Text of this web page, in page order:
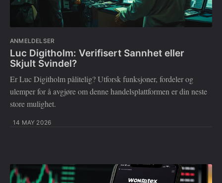
ANMELDELSER
Luc Digitholm: Verifisert Sannhet eller
Skjult Svindel?
Er Luc Digitholm pålitelig? Utforsk funksjoner, fordeler og
ulemper for å avgjøre om denne handelsplattformen er din neste
store mulighet.
14 MAY 2026